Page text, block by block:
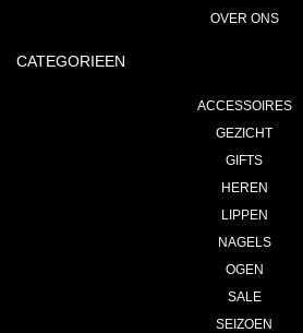
OVER ONS
CATEGORIEEN
ACCESSOIRES
GEZICHT
GIFTS
HEREN
LIPPEN
NAGELS
OGEN
SALE
SEIZOEN